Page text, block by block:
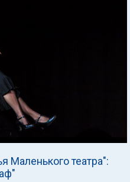
Маленького театра":